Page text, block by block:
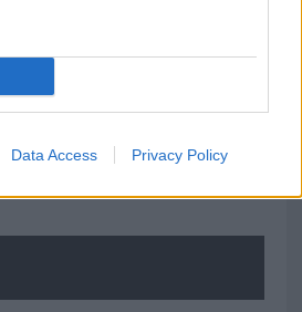
Data Access Privacy Policy